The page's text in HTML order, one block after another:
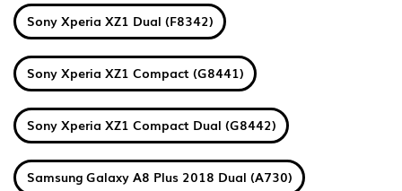
Sony Xperia XZ1 Dual (F8342)
Sony Xperia XZ1 Compact (G8441)
Sony Xperia XZ1 Compact Dual (G8442)
Samsung Galaxy A8 Plus 2018 Dual (A730)